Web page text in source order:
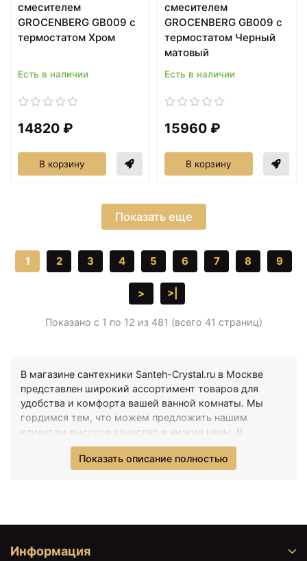
смесителем
GROCENBERG GB009 с
термостатом Хром
Есть в наличии
14820 ₽
В корзину
смесителем
GROCENBERG GB009 с
термостатом Черный
матовый
Есть в наличии
15960 ₽
В корзину
Показать еще
1 2 3 4 5 6 7 8 9
> >|
Показано с 1 по 12 из 481 (всего 41 страниц)
В магазине сантехники Santeh-Crystal.ru в Москве
представлен широкий ассортимент товаров для
удобства и комфорта вашей ванной комнаты. Мы
гордимся тем, что можем предложить нашим
клиентам высокое качество и низкие цены. В
категории Гигиенический комплект у вас есть
возможность выбрать продукты, соответствующие
начиная от смесителей и душевых систем, и
Показать описание полностью
Информация